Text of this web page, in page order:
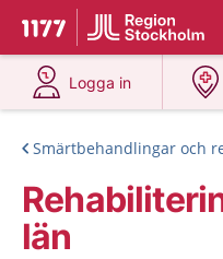
Till startsidan för 1177
Du har valt region
Logga in
på 1177.se
Smärtbehandlingar och
län